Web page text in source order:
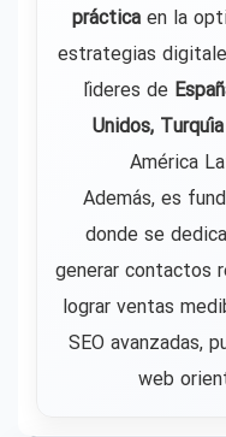
prácticaen la
estrategias
líderes de
Unidos, Turquía
América
Además, es
donde se
generar contactos
lograr ventas
SEO avanzadas,
web